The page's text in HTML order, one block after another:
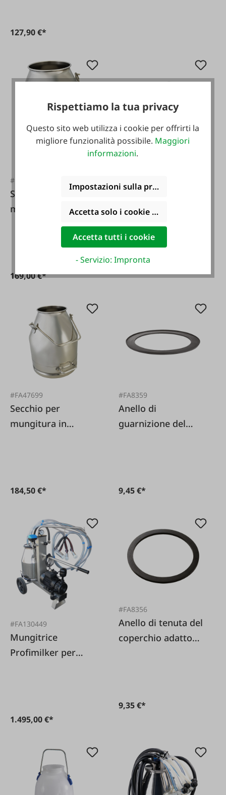
127,90 €*
#FA8257
Secchio per
mungitura in
acciaio inox 25 L,
169,00 €*
#FA5633
tenuta per
coperchio di
controllo mungitura
Ø 172/205 mm
15,90 €*
#FA47699
Secchio per
mungitura in
184,50 €*
#FA8359
Anello di
guarnizione del
9,45 €*
#FA130449
Mungitrice
Profimilker per
1.495,00 €*
#FA8356
Anello di tenuta del
coperchio adatto
9,35 €*
Rispettiamo la tua privacy
Questo sito web utilizza i cookie per offrirti la
migliore funzionalità possibile. Maggiori
informazioni.
Impostazioni sulla privacy
Accetta solo i cookie funzionali
Accetta tutti i cookie
- Servizio: Impronta